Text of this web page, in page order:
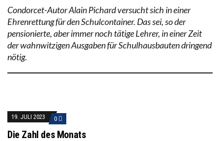
Condorcet-Autor Alain Pichard versucht sich in einer
Ehrenrettung für den Schulcontainer. Das sei, so der
pensionierte, aber immer noch tätige Lehrer, in einer Zeit
der wahnwitzigen Ausgaben für Schulhausbauten dringend
nötig.
19. JULI 2023 0
Die Zahl des Monats